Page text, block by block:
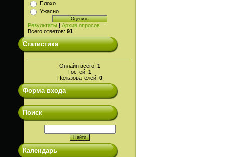
Плохо
Ужасно
Результаты | Архив опросов
Всего ответов: 91
Статистика
Онлайн всего: 1
Гостей: 1
Пользователей: 0
Форма входа
Поиск
Календарь